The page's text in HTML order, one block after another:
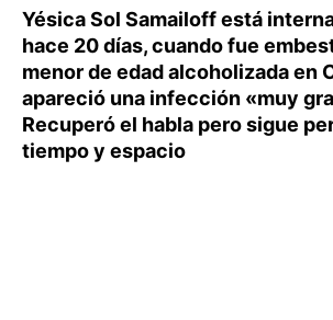
Yésica Sol Samailoff está
hace 20 días, cuando fue
menor de edad alcoholizada en
apareció una infección «muy
Recuperó el habla pero sigue
tiempo y espacio